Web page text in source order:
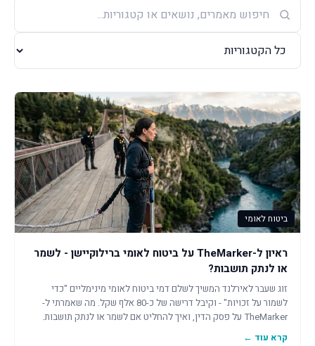
ביטוח לאומי
ראיון ל-TheMarker על ביטוח לאומי ברילוקיישן - לשמר
או לנתק תושבות?
זוג שעבר לאירלנד המשיך לשלם דמי ביטוח לאומי מינימליים "כדי
לשמור על זכויות" - וקיבל דרישה של כ-80 אלף שקל. מה שאמרתי ל-
TheMarker על פסק הדין, ואיך להחליט אם לשמר או לנתק תושבות.
קרא עוד ←